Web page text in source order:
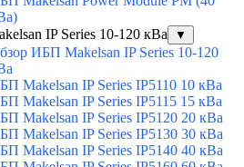
IP Series 10-120 кВа
▼
ИБП Makelsan IP Series 10-120
Makelsan IP Series IP5110 10 кВа
Makelsan IP Series IP5115 15 кВа
Makelsan IP Series IP5120 20 кВа
Makelsan IP Series IP5130 30 кВа
Makelsan IP Series IP5140 40 кВа